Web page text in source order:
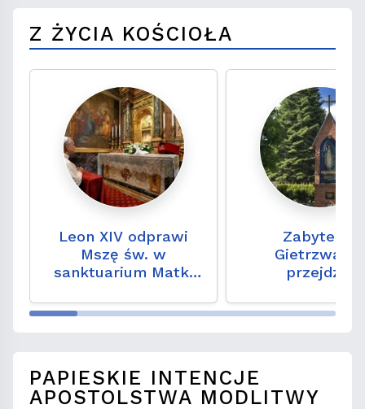
Z ŻYCIA KOŚCIOŁA
Leon XIV odprawi
Mszę św. w
sanktuarium Matki
Genazzano
Zabytek z
Gietrzwałdu
przejdzie
niezwykły
PAPIESKIE INTENCJE
APOSTOLSTWA MODLITWY